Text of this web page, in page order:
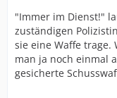
"Immer im Dienst!"
zuständigen
sie eine Waffe
man ja noch einmal
gesicherte